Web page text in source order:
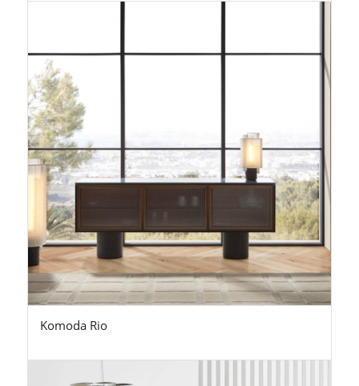
Komoda Rio